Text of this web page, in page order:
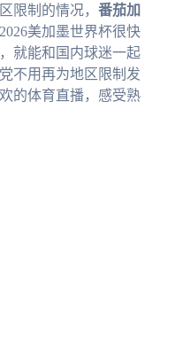
限制的情况， 番茄加
美加墨世界杯很快
就能和国内球迷一起
不用再为地区限制发
的体育直播，感受熟